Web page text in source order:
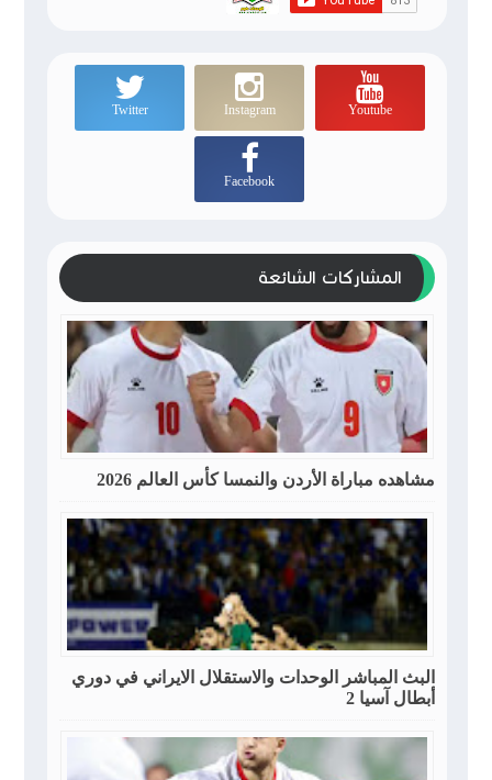
Youtube
Instagram
Twitter
Facebook
المشاركات الشائعة
مشاهده مباراة الأردن والنمسا كأس العالم 2026
البث المباشر الوحدات والاستقلال الايراني في دوري
أبطال آسيا 2